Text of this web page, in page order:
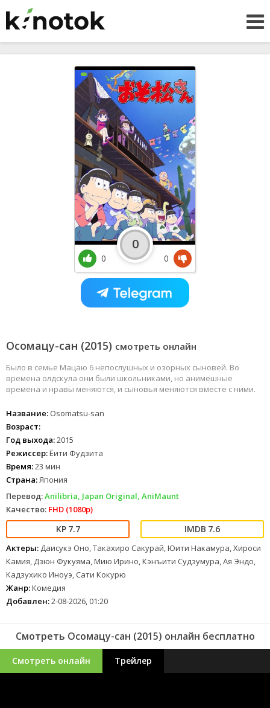
Осомацу-сан (2015) смотреть онлайн
Было в семье Мацаю 6 непослушных и озорных сыновей. Во
времена олдскула они были школьниками, но анимешные
времена и нравы меняются, и сыновья меняются вместе с ними.
Название: Osomatsu-san
Возраст:
Год выхода:2015
Режиссер:Ёити Фудзита
Время:23 мин
Страна:Япония
Перевод:Anilibria, Japan Original, AniMaunt
Качество: FHD (1080p)
7.7 7.6
Актеры: Даисукэ Оно, Такахиро Сакурай, Юити Накамура, Хироси
Камия, Дзюн Фукуяма, Мию Ирино, Кэнъити Судзумура, Ая Эндо,
Кадзухико Иноуэ, Сати Кокурю
Жанр:Комедия
Добавлен:2-08-2026, 01:20
0
0
0
Смотреть Осомацу-сан (2015) онлайн бесплатно
Смотреть онлайн Трейлер